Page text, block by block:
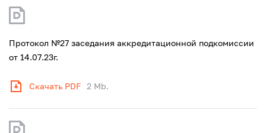
Протокол №27 заседания аккредитационной подкомиссии
от 14.07.23г.
Скачать PDF 2 Mb.